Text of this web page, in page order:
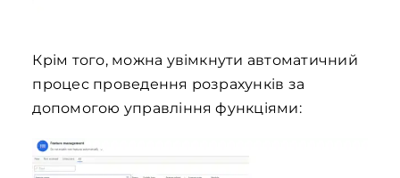
Крім того, можна увімкнути автоматичний
процес проведення розрахунків за
допомогою управління функціями: